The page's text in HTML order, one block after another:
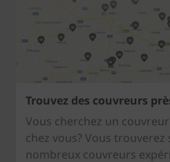
Trouvez des couvreurs
Vous cherchez un
chez vous? Vous
nombreux couvreurs